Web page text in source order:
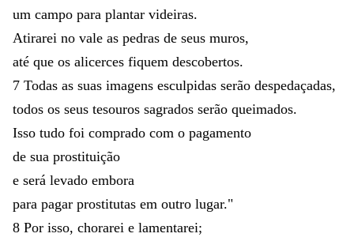
um campo para plantar videiras.
Atirarei no vale as pedras de seus muros,
até que os alicerces fiquem descobertos.
7 Todas as suas imagens esculpidas serão despedaçadas,
todos os seus tesouros sagrados serão queimados.
Isso tudo foi comprado com o pagamento
de sua prostituição
e será levado embora
para pagar prostitutas em outro lugar."
8 Por isso, chorarei e lamentarei;